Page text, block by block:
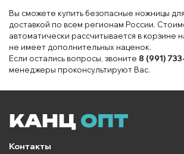
Вы сможете купить безопасные ножницы
доставкой по всем регионам России.
автоматически рассчитывается в корзине
не имеет дополнительных наценок.
Если остались вопросы, звоните 8 (991)
менеджеры проконсультируют Вас.
Контакты